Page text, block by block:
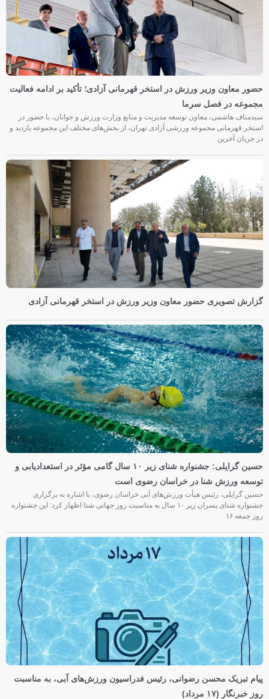
حضور معاون وزیر ورزش در استخر قهرمانی آزادی؛ تأکید بر ادامه فعالیت
مجموعه در فصل سرما
سیدمناف هاشمی، معاون توسعه مدیریت و منابع وزارت ورزش و جوانان، با حضور در
استخر قهرمانی مجموعه ورزشی آزادی تهران، از بخش‌های مختلف این مجموعه بازدید و
در جریان آخرین
گزارش تصویری حضور معاون وزیر ورزش در استخر قهرمانی آزادی
حسین گرایلی: جشنواره شنای زیر ۱۰ سال گامی مؤثر در استعدادیابی و
توسعه ورزش شنا در خراسان رضوی است
حسین گرایلی، رئیس هیأت ورزش‌های آبی خراسان رضوی، با اشاره به برگزاری
جشنواره شنای پسران زیر ۱۰ سال به مناسبت روز جهانی شنا اظهار کرد: این جشنواره
روز جمعه‌ ۱۶
پیام تبریک محسن رضوانی، رئیس فدراسیون ورزش‌های آبی، به مناسبت
روز خبرنگار (۱۷ مرداد)